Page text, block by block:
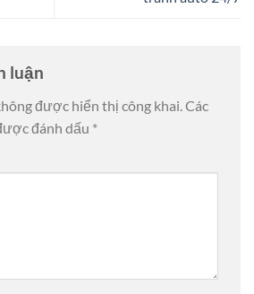
luận
được hiển thị công khai.Các
đánh dấu *